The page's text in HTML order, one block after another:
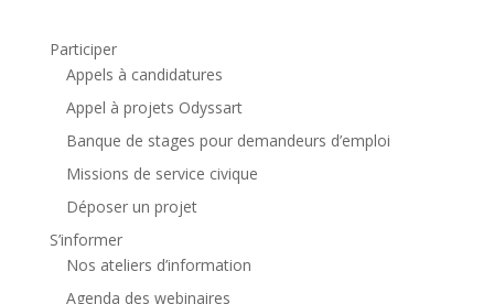
Participer
Appels à candidatures
Appel à projets Odyssart
Banque de stages pour demandeurs d’emploi
Missions de service civique
Déposer un projet
S’informer
Nos ateliers d’information
Agenda des webinaires